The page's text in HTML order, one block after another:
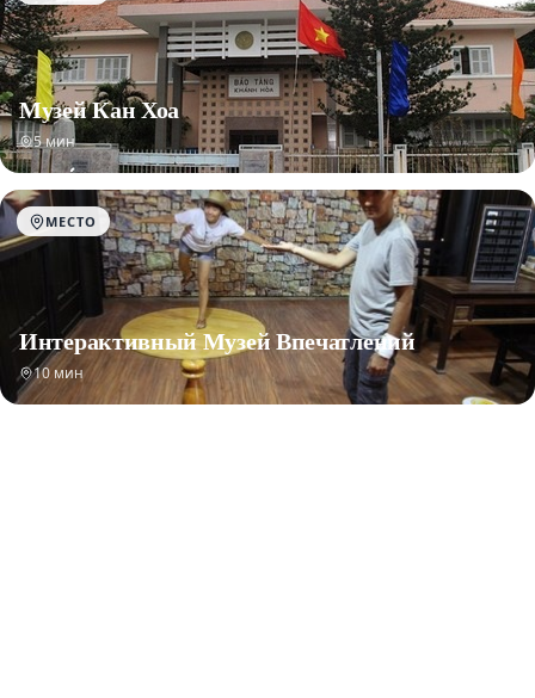
Музей Кан Хоа
5 мин
МЕСТО
Интерактивный Музей Впечатлений
10 мин